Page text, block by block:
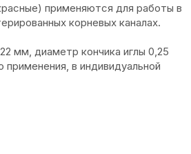
применяются для работы в
корневых каналах.
мм, диаметр кончика иглы 0,25
в индивидуальной